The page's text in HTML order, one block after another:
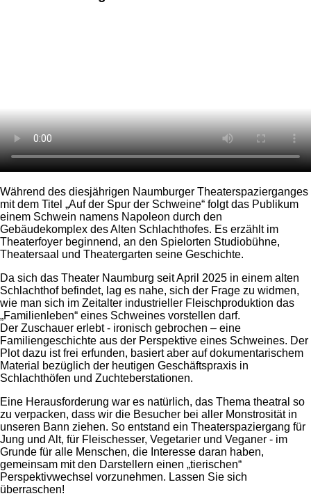
Während des diesjährigen Naumburger Theaterspazierganges
mit dem Titel „Auf der Spur der Schweine“ folgt das Publikum
einem Schwein namens Napoleon durch den
Gebäudekomplex des Alten Schlachthofes. Es erzählt im
Theaterfoyer beginnend, an den Spielorten Studiobühne,
Theatersaal und Theatergarten seine Geschichte.
Da sich das Theater Naumburg seit April 2025 in einem alten
Schlachthof befindet, lag es nahe, sich der Frage zu widmen,
wie man sich im Zeitalter industrieller Fleischproduktion das
„Familienleben“ eines Schweines vorstellen darf.
Der Zuschauer erlebt - ironisch gebrochen – eine
Familiengeschichte aus der Perspektive eines Schweines. Der
Plot dazu ist frei erfunden, basiert aber auf dokumentarischem
Material bezüglich der heutigen Geschäftspraxis in
Schlachthöfen und Zuchteberstationen.
Eine Herausforderung war es natürlich, das Thema theatral so
zu verpacken, dass wir die Besucher bei aller Monstrosität in
unseren Bann ziehen. So entstand ein Theaterspaziergang für
Jung und Alt, für Fleischesser, Vegetarier und Veganer - im
Grunde für alle Menschen, die Interesse daran haben,
gemeinsam mit den Darstellern einen „tierischen“
Perspektivwechsel vorzunehmen. Lassen Sie sich
überraschen!